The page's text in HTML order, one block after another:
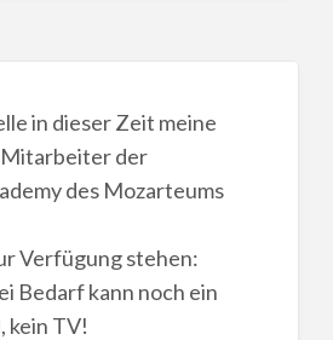
in dieser Zeit meine
Mitarbeiter der
des Mozarteums
Verfügung stehen:
Bedarf kann noch ein
kein TV!